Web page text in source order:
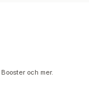
och mer.